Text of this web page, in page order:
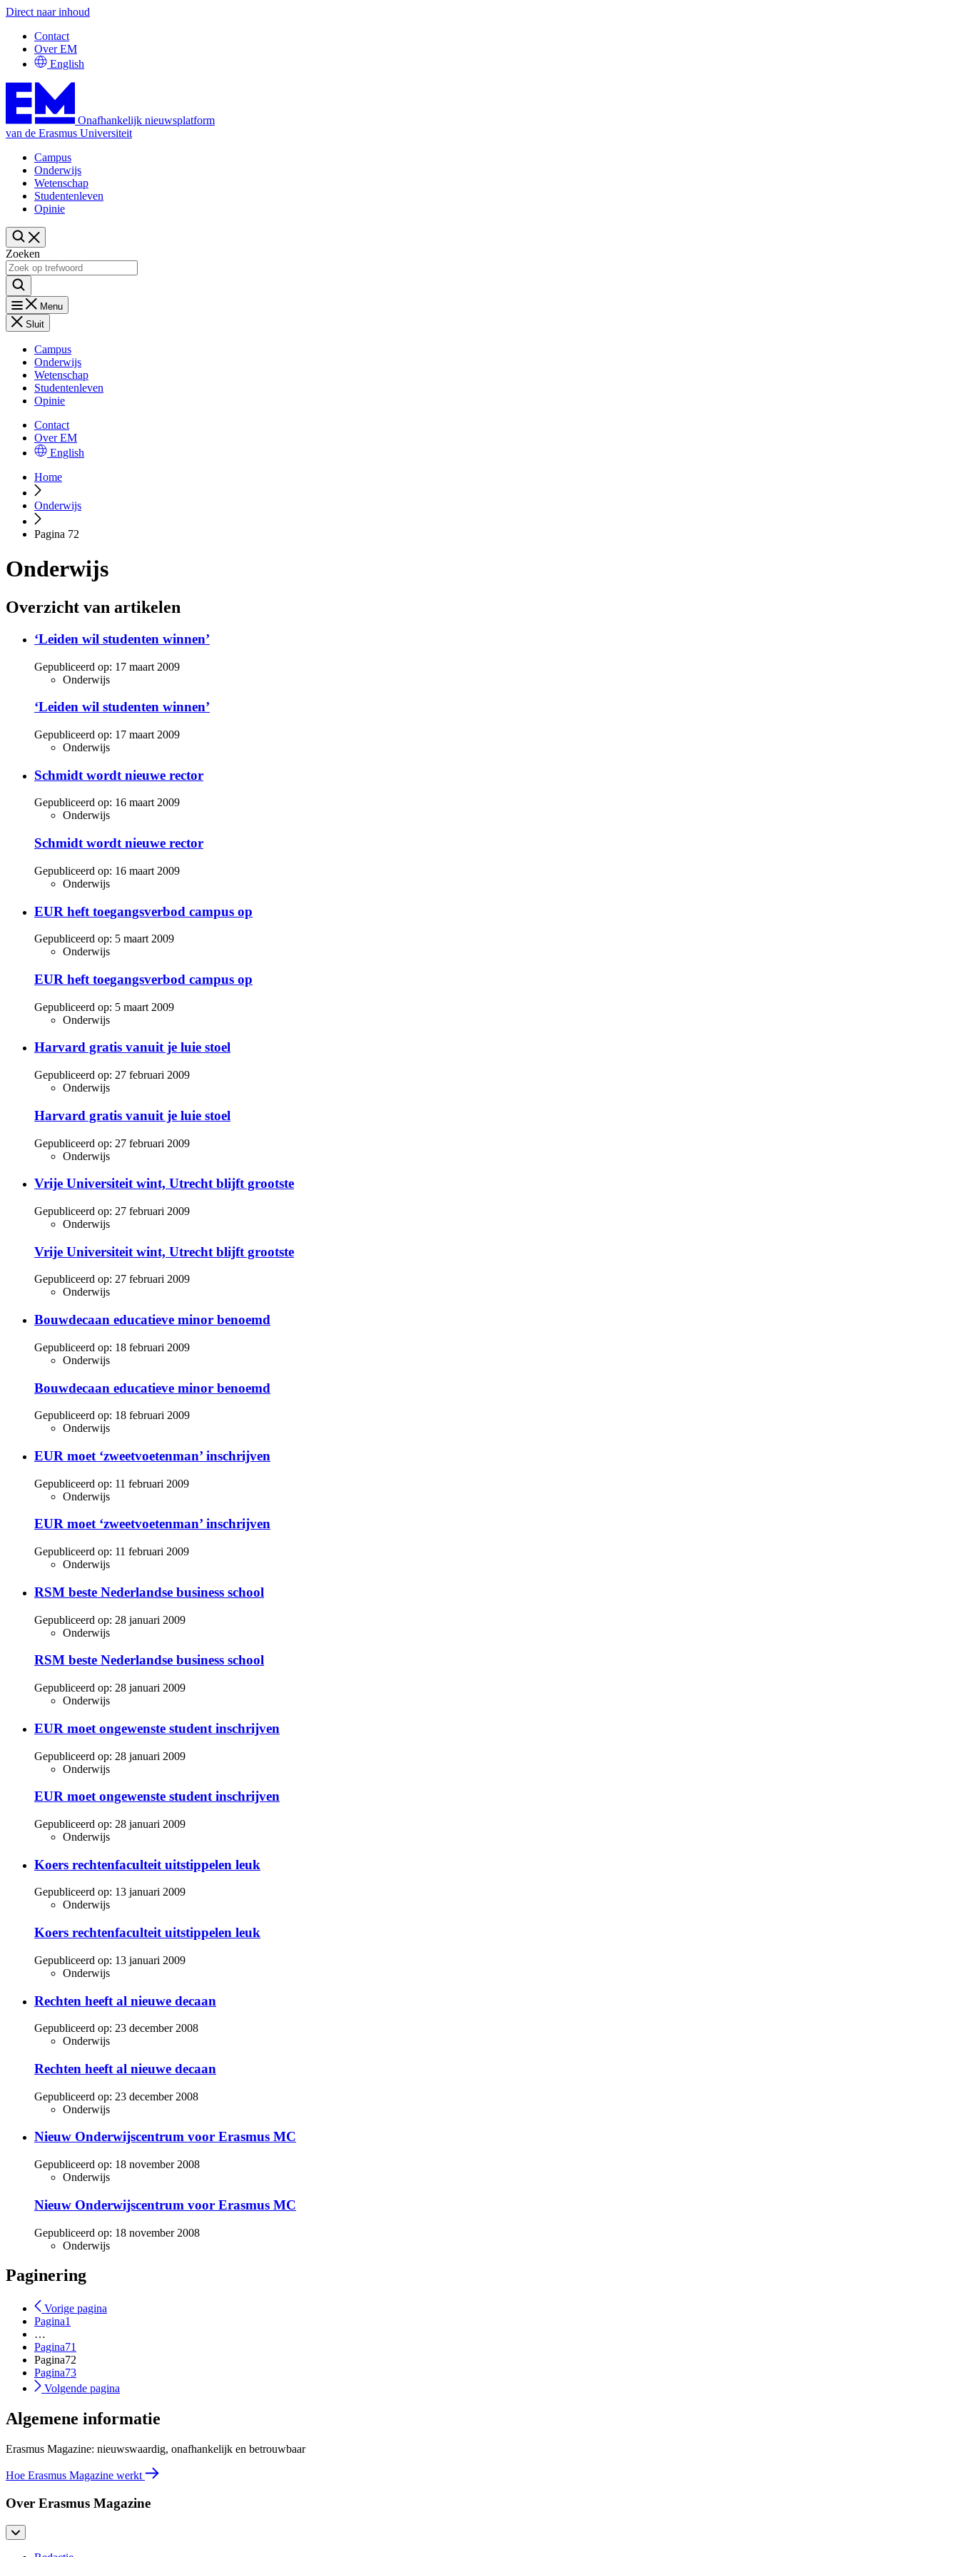
Direct naar inhoud
Contact
Over EM
English
Onafhankelijk nieuwsplatform
van de Erasmus Universiteit
Campus
Onderwijs
Wetenschap
Studentenleven
Opinie
Zoeken
Menu
Sluit
Campus
Onderwijs
Wetenschap
Studentenleven
Opinie
Contact
Over EM
English
Home
Onderwijs
Pagina 72
Onderwijs
Overzicht van artikelen
‘Leiden wil studenten winnen’
Gepubliceerd op: 17 maart 2009
Onderwijs
‘Leiden wil studenten winnen’
Gepubliceerd op: 17 maart 2009
Onderwijs
Schmidt wordt nieuwe rector
Gepubliceerd op: 16 maart 2009
Onderwijs
Schmidt wordt nieuwe rector
Gepubliceerd op: 16 maart 2009
Onderwijs
EUR heft toegangsverbod campus op
Gepubliceerd op: 5 maart 2009
Onderwijs
EUR heft toegangsverbod campus op
Gepubliceerd op: 5 maart 2009
Onderwijs
Harvard gratis vanuit je luie stoel
Gepubliceerd op: 27 februari 2009
Onderwijs
Harvard gratis vanuit je luie stoel
Gepubliceerd op: 27 februari 2009
Onderwijs
Vrije Universiteit wint, Utrecht blijft grootste
Gepubliceerd op: 27 februari 2009
Onderwijs
Vrije Universiteit wint, Utrecht blijft grootste
Gepubliceerd op: 27 februari 2009
Onderwijs
Bouwdecaan educatieve minor benoemd
Gepubliceerd op: 18 februari 2009
Onderwijs
Bouwdecaan educatieve minor benoemd
Gepubliceerd op: 18 februari 2009
Onderwijs
EUR moet ‘zweetvoetenman’ inschrijven
Gepubliceerd op: 11 februari 2009
Onderwijs
EUR moet ‘zweetvoetenman’ inschrijven
Gepubliceerd op: 11 februari 2009
Onderwijs
RSM beste Nederlandse business school
Gepubliceerd op: 28 januari 2009
Onderwijs
RSM beste Nederlandse business school
Gepubliceerd op: 28 januari 2009
Onderwijs
EUR moet ongewenste student inschrijven
Gepubliceerd op: 28 januari 2009
Onderwijs
EUR moet ongewenste student inschrijven
Gepubliceerd op: 28 januari 2009
Onderwijs
Koers rechtenfaculteit uitstippelen leuk
Gepubliceerd op: 13 januari 2009
Onderwijs
Koers rechtenfaculteit uitstippelen leuk
Gepubliceerd op: 13 januari 2009
Onderwijs
Rechten heeft al nieuwe decaan
Gepubliceerd op: 23 december 2008
Onderwijs
Rechten heeft al nieuwe decaan
Gepubliceerd op: 23 december 2008
Onderwijs
Nieuw Onderwijscentrum voor Erasmus MC
Gepubliceerd op: 18 november 2008
Onderwijs
Nieuw Onderwijscentrum voor Erasmus MC
Gepubliceerd op: 18 november 2008
Onderwijs
Paginering
Vorige pagina
Pagina1
…
Pagina71
Pagina72
Pagina73
Volgende pagina
Algemene informatie
Erasmus Magazine: nieuwswaardig, onafhankelijk en betrouwbaar
Hoe Erasmus Magazine werkt
Over Erasmus Magazine